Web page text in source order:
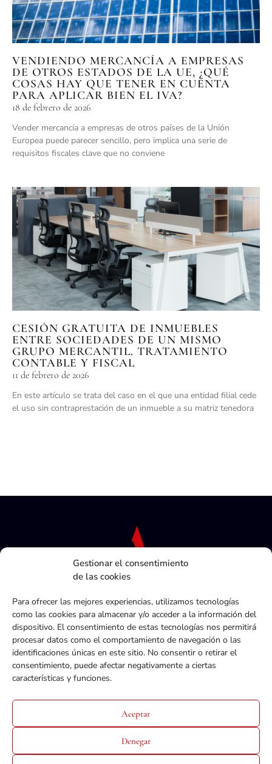
Gestionar el consentimiento
de las cookies
Para ofrecer las mejores experiencias, utilizamos tecnologías
como las cookies para almacenar y/o acceder a la información del
dispositivo. El consentimiento de estas tecnologías nos permitirá
procesar datos como el comportamiento de navegación o las
identificaciones únicas en este sitio. No consentir o retirar el
consentimiento, puede afectar negativamente a ciertas
características y funciones.
Aceptar
Denegar
VENDIENDO MERCANCÍA A EMPRESAS
DE OTROS ESTADOS DE LA UE, ¿QUÉ
COSAS HAY QUE TENER EN CUENTA
PARA APLICAR BIEN EL IVA?
18 de febrero de 2026
Vender mercancía a empresas de otros países de la Unión
Europea puede parecer sencillo, pero implica una serie de
requisitos fiscales clave que no conviene
CESIÓN GRATUITA DE INMUEBLES
ENTRE SOCIEDADES DE UN MISMO
GRUPO MERCANTIL. TRATAMIENTO
CONTABLE Y FISCAL
11 de febrero de 2026
En este artículo se trata del caso en el que una entidad filial cede
el uso sin contraprestación de un inmueble a su matriz tenedora
Política de privacidad
Términos y condiciones
Política de cookies
© 2019 – 2026 Also Consultores